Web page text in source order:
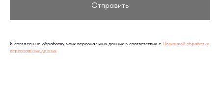
Отправить
Я согласен на обработку моих персональных данных в соответствии с Политикой обработки
персональных данных